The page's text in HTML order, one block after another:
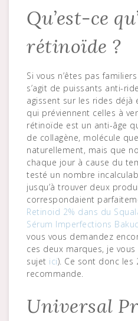
Qu’est-ce
rétinoïde ?
Si vous n’êtes pas
s’agit de puissants anti-
agissent sur les rides déjà
qui préviennent celles à
rétinoïde est un anti-âge
de collagène, molécule
naturellement, mais que
chaque jour à cause du
testé un nombre
jusqu’à trouver deux
correspondaient
Retinoid 2% dans du
Sérum Imperfections
vous vous demandez
ces deux marques, je
sujet ici). Ce sont donc les
recommande.
Universal